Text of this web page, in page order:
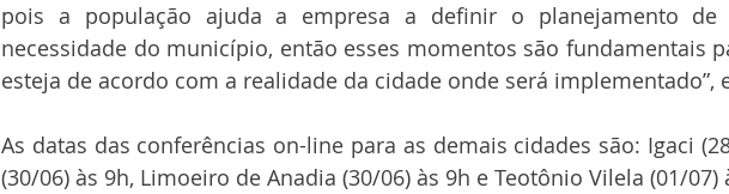
pois a população ajuda a empresa a definir o planejamento
necessidade do município, então esses momentos são fundamentais
esteja de acordo com a realidade da cidade onde será implementado”,
As datas das conferências on-line para as demais cidades são: Igaci
(30/06) às 9h, Limoeiro de Anadia (30/06) às 9h e Teotônio Vilela (01/07)